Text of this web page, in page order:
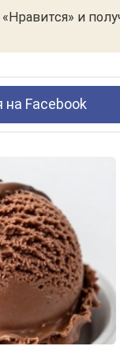
и
на Facebook